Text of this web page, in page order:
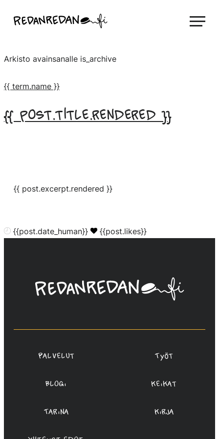
suoraan
Linda Saukko-Rauta, Redanredan Oy
piirrosvideoita
Arkisto avainsanalle is_archive
{{ term.name }}
{{ post.title.rendered }}
{{ post.excerpt.rendered }}
{{post.date_human}} {{post.likes}}
Linda
Saukko-
Oy
Palvelut Työt
Blogi Keikat
Tarina Kirja